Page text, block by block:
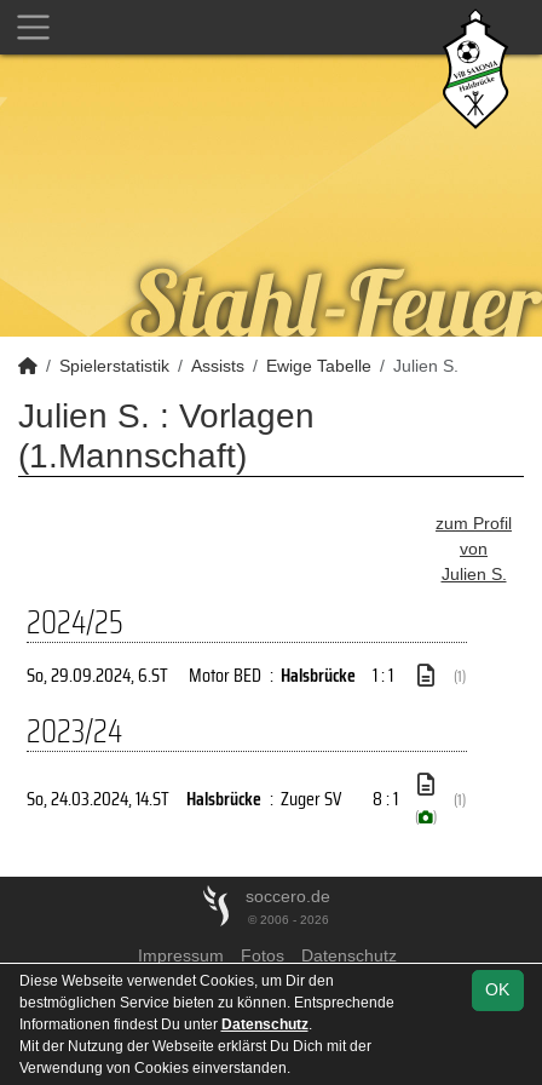
Spielerstatistik Assists Ewige Tabelle Julien S.
Julien S. : Vorlagen
(1.Mannschaft)
zum Profil
von
Julien S.
2024/25
So, 29.09.2024, 6.ST Motor BED : Halsbrücke 1 : 1 (1)
2023/24
So, 24.03.2024, 14.ST Halsbrücke : Zuger SV 8 : 1
( )
(1)
soccero.de
© 2006 - 2026
Impressum Fotos
Datenschutz
OK
Diese Webseite verwendet Cookies, um Dir den
bestmöglichen Service bieten zu können. Entsprechende
Informationen findest Du unter Datenschutz.
Mit der Nutzung der Webseite erklärst Du Dich mit der
Verwendung von Cookies einverstanden.